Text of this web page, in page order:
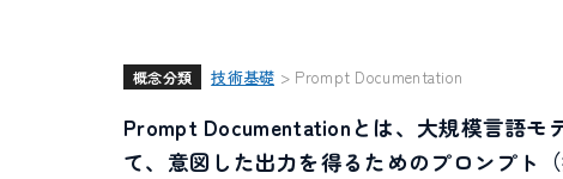
概念分類 技術基礎 > Prompt Documentation
Prompt Documentationとは、大規模言語モ
て、意図した出力を得るためのプロンプト